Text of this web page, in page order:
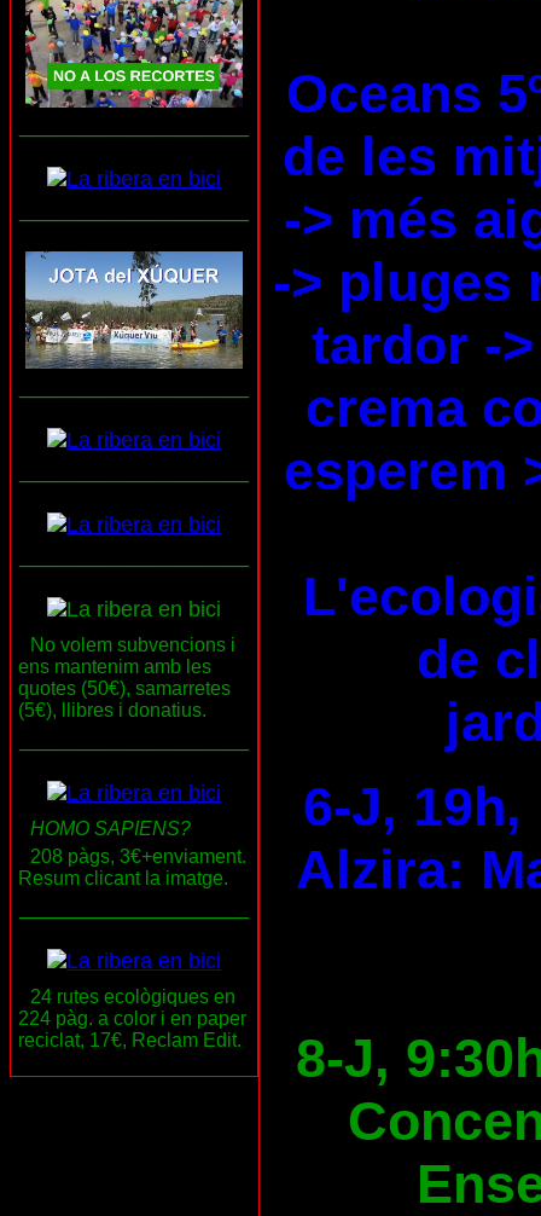
No volem subvencions i
ens mantenim amb les
quotes (50€), samarretes
(5€), llibres i donatius.
HOMO SAPIENS?
208 pàgs, 3€+enviament.
Resum clicant la imatge.
24 rutes ecològiques en
224 pàg. a color i en paper
reciclat, 17€, Reclam Edit.
Oceans
de les
-> més
-> pluges
tardor -
crema
esperem
de
6-J, 19h,
Alzira:
8-J,